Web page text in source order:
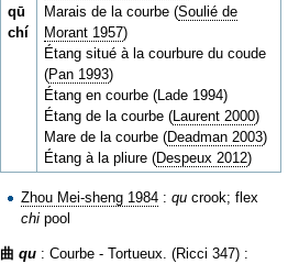
qū
chí
Marais de la courbe (Soulié de
Morant 1957)
Étang situé à la courbure du coude
(Pan 1993)
Étang en courbe (Lade 1994)
Étang de la courbe (Laurent 2000)
Mare de la courbe (Deadman 2003)
Étang à la pliure (Despeux 2012)
Zhou Mei-sheng 1984 :qu crook; flex
chi pool
曲 qu : Courbe - Tortueux. (Ricci 347) :